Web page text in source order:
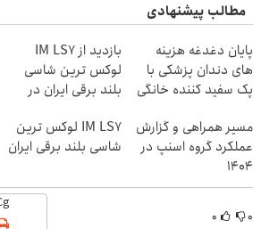
مطالب پیشنهادی
پایان دغدغه هزینه
های دندان پزشکی با
پک سفید کننده خانگی
بازدید از IM LS7
لوکس ترین شاسی
بلند برقی ایران در
مسیر همراهی و گزارش
عملکرد گروه اسنپ در
۱۴۰۴
IM LS7 لوکس ترین
شاسی بلند برقی ایران
۰ ۰